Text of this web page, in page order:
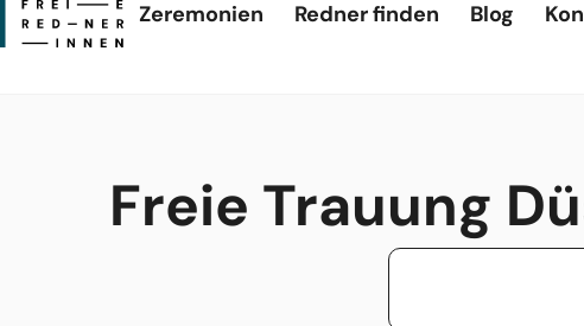
Zeremonien Redner finden Blog
Freie Trauung